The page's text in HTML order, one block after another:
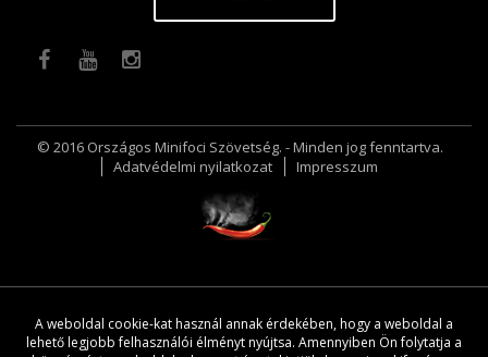
© 2016 Országos Minifoci Szövetség. - Minden jog fenntartva.
Adatvédelmi nyilatkozat
Impresszum
A weboldal cookie-kat használ annak érdekében, hogy a weboldal a
lehető legjobb felhasználói élményt nyújtsa. Amennyiben Ön folytatja a